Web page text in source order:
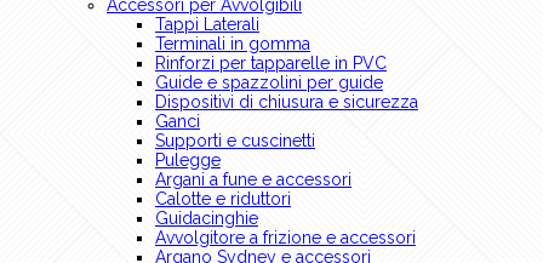
Accessori per Avvolgibili
Tappi Laterali
Terminali in gomma
Rinforzi per tapparelle in PVC
Guide e spazzolini per guide
Dispositivi di chiusura e sicurezza
Ganci
Supporti e cuscinetti
Pulegge
Argani a fune e accessori
Calotte e riduttori
Guidacinghie
Avvolgitore a frizione e accessori
Argano Sydney e accessori